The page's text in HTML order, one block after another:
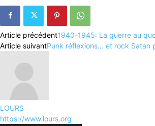
Article précédent1940-1945: La guerre au
Article suivantPunk réflexions… et rock Satan
LOURS
https://www.lours.org